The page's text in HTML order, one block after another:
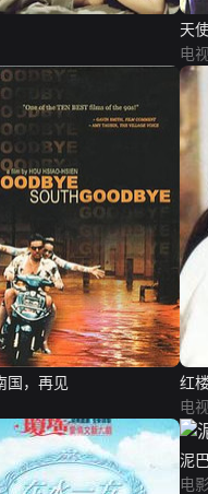
天
电
国，再见
红
电
泥
电影